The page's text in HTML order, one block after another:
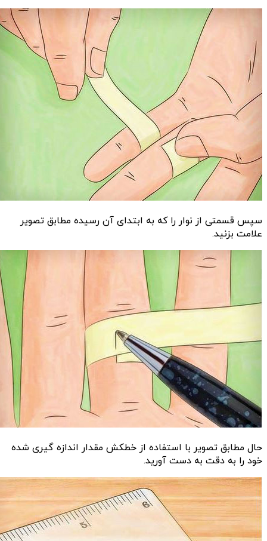
سپس قسمتی از نوار را که به ابتدای آن رسیده مطابق تصویر
علامت بزنید.
حال مطابق تصویر با استفاده از خطکش مقدار اندازه گیری شده
خود را به دقت به دست آورید.